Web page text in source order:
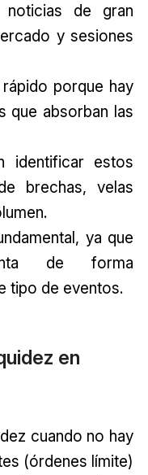
noticias de gran
y sesiones
porque hay
que absorban las
identificar estos
brechas, velas
ya que
de forma
tipo de eventos.
en
cuando no hay
(órdenes límite)